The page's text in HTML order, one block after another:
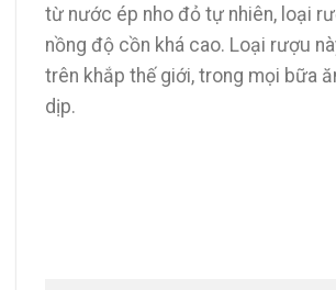
từ nước ép nho đỏ tự nhiên, loại
nồng độ cồn khá cao. Loại rượu
trên khắp thế giới, trong mọi bữa
dịp.